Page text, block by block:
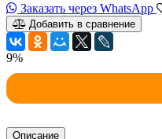
Заказать через WhatsApp
Добавить в сравнение
9%
Описание